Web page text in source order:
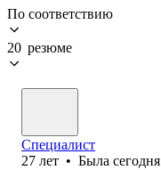
По соответствию
20 резюме
Специалист
27 лет • Была сегодня